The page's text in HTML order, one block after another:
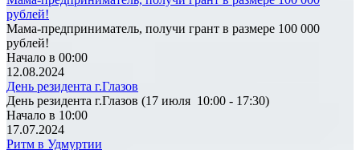
рублей!
Мама-предприниматель, получи грант в размере 100 000
рублей!
Начало в 00:00
12.08.2024
День резидента г.Глазов
День резидента г.Глазов (17 июля 10:00 - 17:30)
Начало в 10:00
17.07.2024
Ритм в Удмуртии